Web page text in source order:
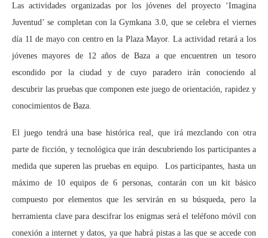
Las actividades organizadas por los jóvenes del proyecto ‘Imagina
Juventud’ se completan con la Gymkana 3.0, que se celebra el viernes
día 11 de mayo con centro en la Plaza Mayor. La actividad retará a los
jóvenes mayores de 12 años de Baza a que encuentren un tesoro
escondido por la ciudad y de cuyo paradero irán conociendo al
descubrir las pruebas que componen este juego de orientación, rapidez y
conocimientos de Baza.
El juego tendrá una base histórica real, que irá mezclando con otra
parte de ficción, y tecnológica que irán descubriendo los participantes a
medida que superen las pruebas en equipo. Los participantes, hasta un
máximo de 10 equipos de 6 personas, contarán con un kit básico
compuesto por elementos que les servirán en su búsqueda, pero la
herramienta clave para descifrar los enigmas será el teléfono móvil con
conexión a internet y datos, ya que habrá pistas a las que se accede con